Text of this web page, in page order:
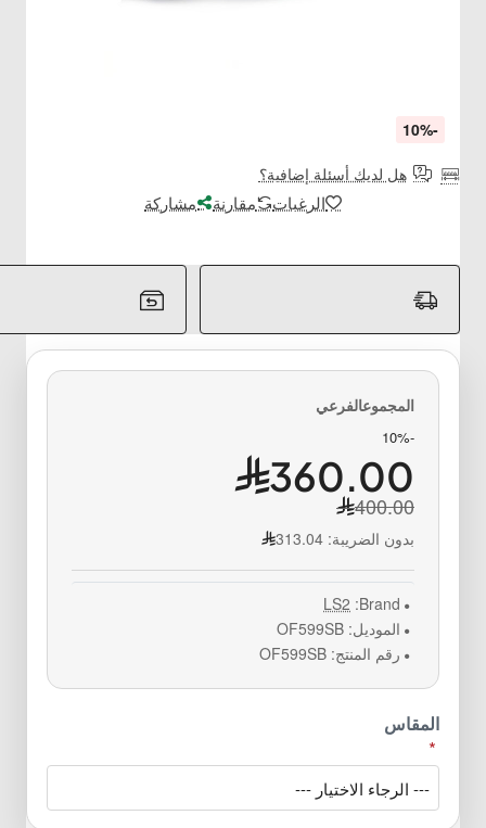
-10%
هل لديك أسئلة إضافية؟
الرغبات مقارنة مشاركة
-10%
360.00
400.00
بدون الضريبة: 313.04
Brand:
LS2
الموديل: OF599SB
رقم المنتج: OF599SB
المقاس